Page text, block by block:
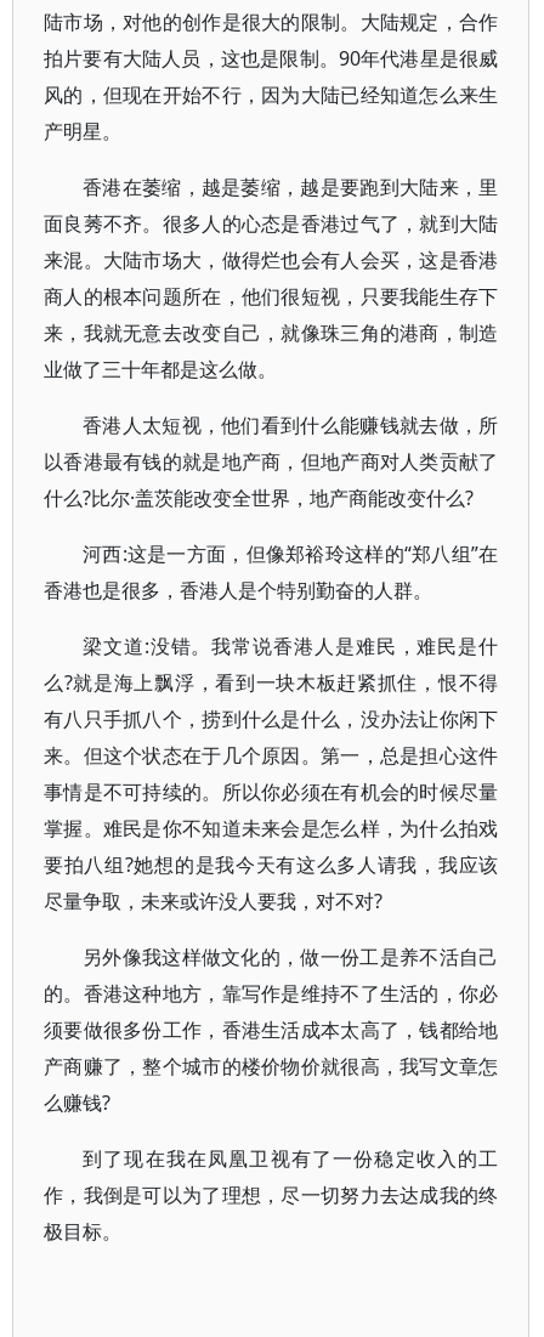
陆市场，对他的创作是很大的限制。大陆规定，合作
拍片要有大陆人员，这也是限制。90年代港星是很威
风的，但现在开始不行，因为大陆已经知道怎么来生
产明星。
香港在萎缩，越是萎缩，越是要跑到大陆来，里
面良莠不齐。很多人的心态是香港过气了，就到大陆
来混。大陆市场大，做得烂也会有人会买，这是香港
商人的根本问题所在，他们很短视，只要我能生存下
来，我就无意去改变自己，就像珠三角的港商，制造
业做了三十年都是这么做。
香港人太短视，他们看到什么能赚钱就去做，所
以香港最有钱的就是地产商，但地产商对人类贡献了
什么?比尔·盖茨能改变全世界，地产商能改变什么?
河西:这是一方面，但像郑裕玲这样的“郑八组”在
香港也是很多，香港人是个特别勤奋的人群。
梁文道:没错。我常说香港人是难民，难民是什
么?就是海上飘浮，看到一块木板赶紧抓住，恨不得
有八只手抓八个，捞到什么是什么，没办法让你闲下
来。但这个状态在于几个原因。第一，总是担心这件
事情是不可持续的。所以你必须在有机会的时候尽量
掌握。难民是你不知道未来会是怎么样，为什么拍戏
要拍八组?她想的是我今天有这么多人请我，我应该
尽量争取，未来或许没人要我，对不对?
另外像我这样做文化的，做一份工是养不活自己
的。香港这种地方，靠写作是维持不了生活的，你必
须要做很多份工作，香港生活成本太高了，钱都给地
产商赚了，整个城市的楼价物价就很高，我写文章怎
么赚钱?
到了现在我在凤凰卫视有了一份稳定收入的工
作，我倒是可以为了理想，尽一切努力去达成我的终
极目标。